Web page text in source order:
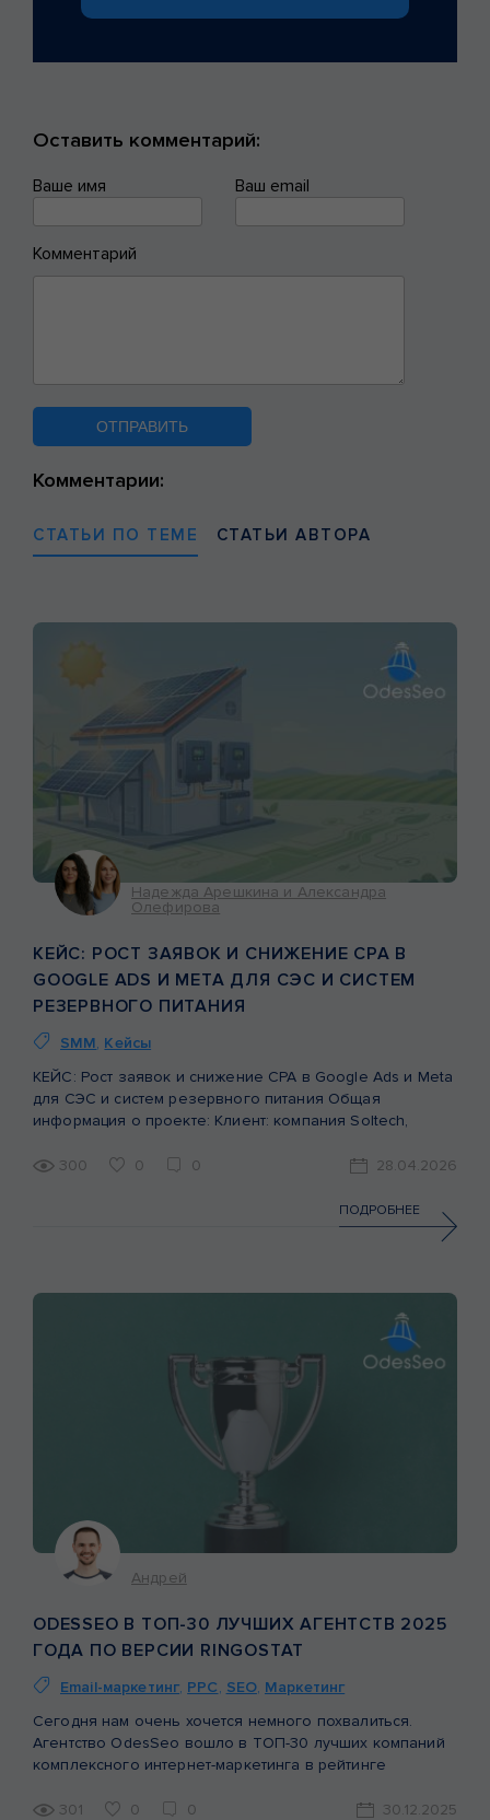
Оставить комментарий:
Ваше имя Ваш email
Комментарий
Комментарии:
СТАТЬИ ПО ТЕМЕ СТАТЬИ АВТОРА
Надежда Арешкина и Александра
Олефирова
КЕЙС: РОСТ ЗАЯВОК И СНИЖЕНИЕ CPA В
GOOGLE ADS И META ДЛЯ СЭС И СИСТЕМ
РЕЗЕРВНОГО ПИТАНИЯ
SMM, Кейсы
КЕЙС: Рост заявок и снижение CPA в Google Ads и Meta
для СЭС и систем резервного питания Общая
информация о проекте: Клиент: компания Soltech,
электростанций (СЭС) и внедрением систем резервного
стабильного потока качественных заявок через сайт.
Период анализа: 6 месяцев (сентябрь 2025 – февраль
300 0 0 28.04.2026
ПОДРОБНЕЕ
Андрей
ODESSEO В ТОП-30 ЛУЧШИХ АГЕНТСТВ 2025
ГОДА ПО ВЕРСИИ RINGOSTAT
Email-маркетинг, PPC, SEO, Маркетинг
Сегодня нам очень хочется немного похвалиться.
Агентство OdesSeo вошло в ТОП-30 лучших компаний
комплексного интернет-маркетинга в рейтинге
Ringostat — это платформа сквозной аналитики и
301 0 0 30.12.2025